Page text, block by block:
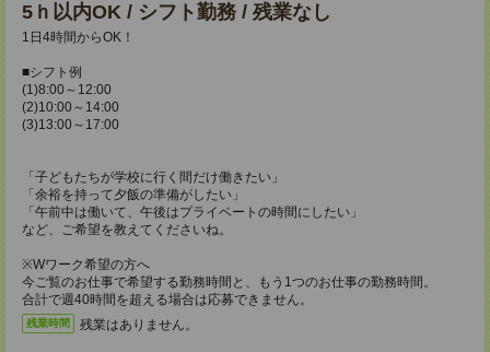
5ｈ以内OK / シフト勤務 / 残業なし
1日4時間からOK！
■シフト例
(1)8:00～12:00
(2)10:00～14:00
(3)13:00～17:00
「子どもたちが学校に行く間だけ働きたい」
「余裕を持って夕飯の準備がしたい」
「午前中は働いて、午後はプライベートの時間にしたい」
など、ご希望を教えてくださいね。
※Wワーク希望の方へ
今ご覧のお仕事で希望する勤務時間と、もう1つのお仕事の勤務時間。
合計で週40時間を超える場合は応募できません。
残業時間 残業はありません。